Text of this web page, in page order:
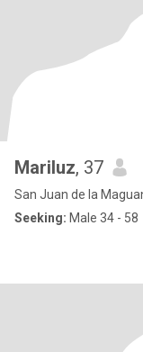
Mariluz, 37
San Juan de la
Seeking: Male 34 - 58